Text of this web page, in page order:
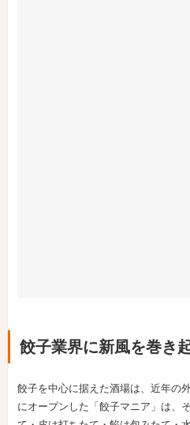
餃子業界に新風を巻き
餃子を中心に据えた酒場は、近年の
にオープンした「餃子マニア」は、